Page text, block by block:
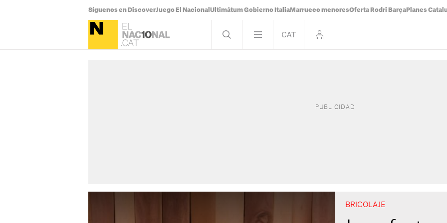
Síguenos en DiscoverJuego El Nacional Ultimátum Gobierno Italia Marrueco menoresOferta Rodri Barça Planes
BRICOLAJE